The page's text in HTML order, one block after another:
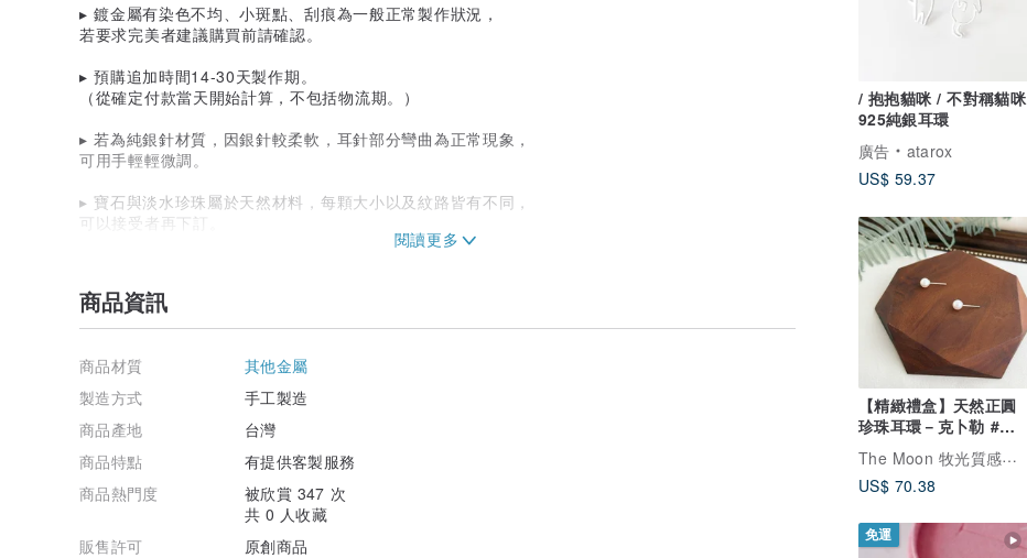
/ 抱抱貓咪 / 不對稱貓咪
925純銀耳環
廣告
atarox
US$ 59.37
【精緻禮盒】天然正圓
珍珠耳環－克卜勒 #輕
珠寶 高級珍珠
The Moon 牧光質感飾品
US$ 70.38
免運
▸ 鍍金屬有染色不均、小斑點、刮痕為一般正常製作狀況，
若要求完美者建議購買前請確認。
▸ 預購追加時間14-30天製作期。
（從確定付款當天開始計算，不包括物流期。）
▸ 若為純銀針材質，因銀針較柔軟，耳針部分彎曲為正常現象，
可用手輕輕微調。
▸ 寶石與淡水珍珠屬於天然材料，每顆大小以及紋路皆有不同，
可以接受者再下訂。
商品資訊
商品材質
其他金屬
製造方式
手工製造
商品產地
台灣
商品特點
有提供客製服務
商品熱門度
被欣賞 347 次
共 0 人收藏
販售許可
原創商品